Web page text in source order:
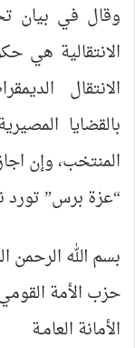
وقال في بيان
الانتقالية هي
الانتقال
بالقضايا
المنتخب، وإن
“عزة برس” تورد
بسم الله الرحمن
حزب الأمة
الأمانة العامـة